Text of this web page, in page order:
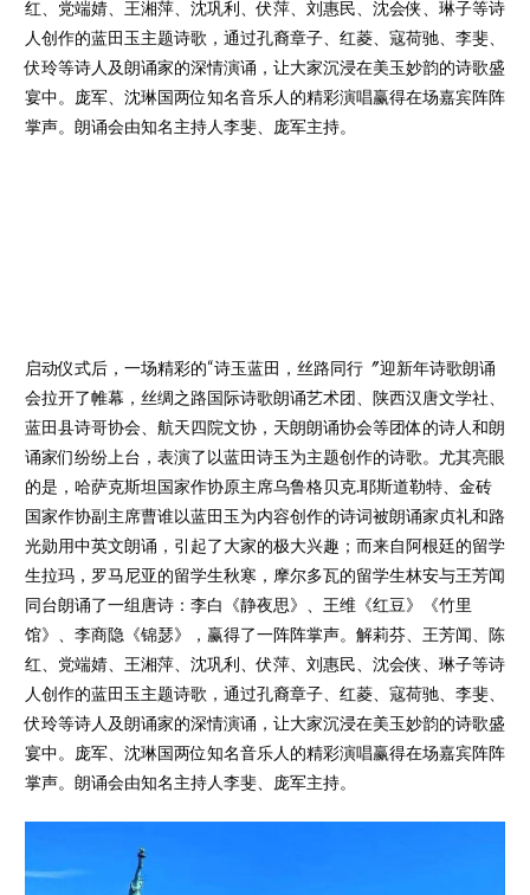
红、党端婧、王湘萍、沈巩利、伏萍、刘惠民、沈会侠、琳子等诗
人创作的蓝田玉主题诗歌，通过孔裔章子、红菱、寇荷驰、李斐、
伏玲等诗人及朗诵家的深情演诵，让大家沉浸在美玉妙韵的诗歌盛
宴中。庞军、沈琳国两位知名音乐人的精彩演唱赢得在场嘉宾阵阵
掌声。朗诵会由知名主持人李斐、庞军主持。
启动仪式后，一场精彩的“诗玉蓝田，丝路同行〞迎新年诗歌朗诵
会拉开了帷幕，丝绸之路国际诗歌朗诵艺术团、陕西汉唐文学社、
蓝田县诗哥协会、航天四院文协，天朗朗诵协会等团体的诗人和朗
诵家们纷纷上台，表演了以蓝田诗玉为主题创作的诗歌。尤其亮眼
的是，哈萨克斯坦国家作协原主席乌鲁格贝克.耶斯道勒特、金砖
国家作协副主席曹谁以蓝田玉为内容创作的诗词被朗诵家贞礼和路
光勋用中英文朗诵，引起了大家的极大兴趣；而来自阿根廷的留学
生拉玛，罗马尼亚的留学生秋寒，摩尔多瓦的留学生林安与王芳闻
同台朗诵了一组唐诗：李白《静夜思》、王维《红豆》《竹里
馆》、李商隐《锦瑟》，赢得了一阵阵掌声。解莉芬、王芳闻、陈
红、党端婧、王湘萍、沈巩利、伏萍、刘惠民、沈会侠、琳子等诗
人创作的蓝田玉主题诗歌，通过孔裔章子、红菱、寇荷驰、李斐、
伏玲等诗人及朗诵家的深情演诵，让大家沉浸在美玉妙韵的诗歌盛
宴中。庞军、沈琳国两位知名音乐人的精彩演唱赢得在场嘉宾阵阵
掌声。朗诵会由知名主持人李斐、庞军主持。